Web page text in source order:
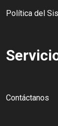
Política del
Contáctanos